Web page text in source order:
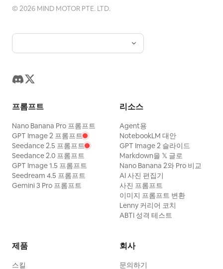
©2026 MIND MOTOR PTE. LTD.
프롬프트
Nano Banana Pro 프롬프트
GPT Image 2 프롬프트
Seedance 2.5 프롬프트
Seedance 2.0 프롬프트
GPT Image 1.5 프롬프트
Seedream 4.5 프롬프트
Gemini 3 Pro 프롬프트
리소스
Agent용
NotebookLM 대안
GPT Image 2 슬라이드
Markdown을 𝕏 글로
Nano Banana 2와 Pro 비교
AI 사진 편집기
사진 프롬프트
이미지 프롬프트 변환
Lenny 커리어 코치
ABTI 성격 테스트
제품
스킬
회사
문의하기